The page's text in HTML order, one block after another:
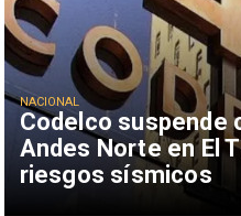
Codelco suspende
Andes Norte en El
riesgos sísmicos
NACIONAL